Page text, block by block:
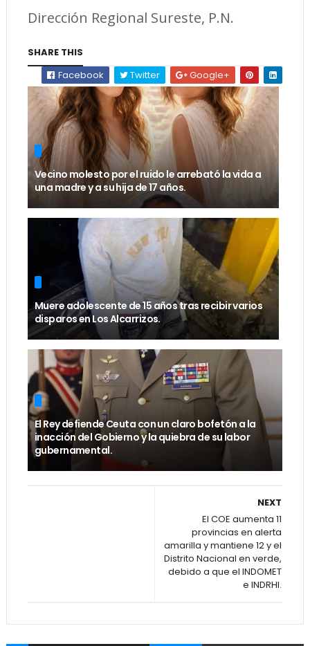
Dirección Regional Sureste, P.N.
SHARE THIS
Facebook
Twitter Google+
Vecino molesto por el ruido le arrebató la vida a
una madre y a su hija de 17 años.
Muere adolescente de 15 años tras recibir varios
disparos en Los Alcarrizos.
El Rey defiende Ceuta con un claro bofetón a la
inacción del Gobierno y la quiebra de su labor
gubernamental.
NEXT
El COE aumenta 11
provincias en alerta
amarilla y mantiene 12 y el
Distrito Nacional en verde,
debido a que el INDOMET
e INDRHI.